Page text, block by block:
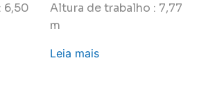
6,50
Altura de trabalho : 7,77
m
Leia mais